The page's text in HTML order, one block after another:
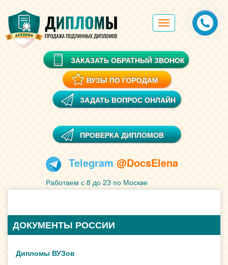
Toggle
navigation
ЗАКАЗАТЬ ОБРАТНЫЙ ЗВОНОК
ВУЗЫ ПО ГОРОДАМ
ЗАДАТЬ ВОПРОС ОНЛАЙН
ПРОВЕРКА ДИПЛОМОВ
Telegram @DocsElena
Работаем с 8 до 23 по Москве
ДОКУМЕНТЫ РОССИИ
Дипломы ВУЗов